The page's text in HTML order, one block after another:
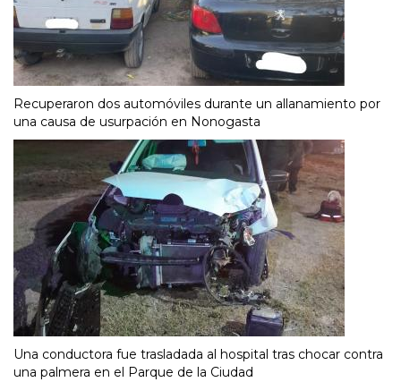
Recuperaron dos automóviles durante un allanamiento por
una causa de usurpación en Nonogasta
Una conductora fue trasladada al hospital tras chocar contra
una palmera en el Parque de la Ciudad